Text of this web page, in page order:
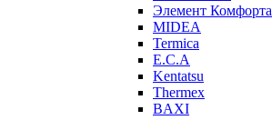
Элемент Комфорта
MIDEA
Termica
E.C.A
Kentatsu
Thermex
BAXI